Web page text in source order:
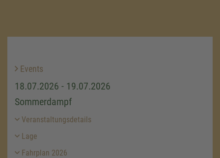
Events
18.07.2026 - 19.07.2026
Sommerdampf
Veranstaltungsdetails
Lage
Fahrplan 2026